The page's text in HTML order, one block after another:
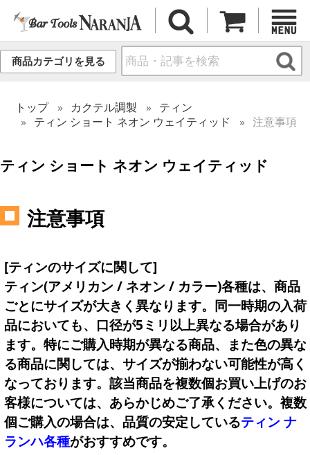
商品カテゴリを見る
トップ カクテル調製
ティン
ティン ショート ネオン ウェイティッド
注意事項
ティン ショート ネオン ウェイティッド
注意事項
[ティンのサイズに関して]
ティン(アメリカン / ネオン / カラー)各種は、商品
ごとにサイズが大きく異なります。同一時期の入荷
品においても、口径が5ミリ以上異なる場合があり
ます。特にご購入時期が異なる商品、また色の異な
る商品に関しては、サイズが揃わない可能性が高く
なっております。該当商品を複数個お買い上げのお
客様については、あらかじめご了承ください。複数
個ご購入の場合は、品質の安定しているティン ナ
ランハ各種がおすすめです。